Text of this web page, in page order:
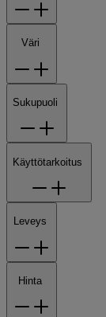
Väri
Sukupuoli
Käyttötarkoitus
Leveys
Hinta